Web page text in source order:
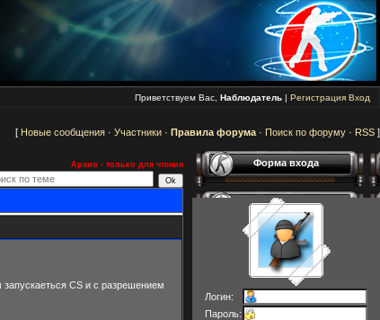
Приветствуем Вас, Наблюдатель | Регистрация Вход
[ Новые сообщения · Участники · Правила форума · Поиск по форуму · RSS ]
Архив - только для чтения
CS и с разрешением
Форма входа
Логин:
Пароль: